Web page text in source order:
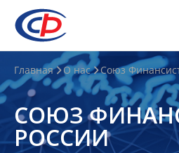
О
нас
О
СФР
Главная О нас Союз
СОЮЗ
РОССИИ